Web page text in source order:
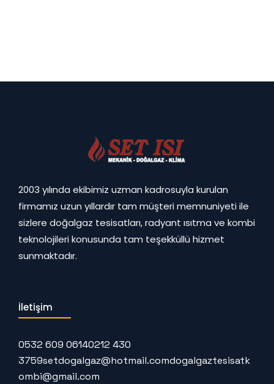
2003 yılında ekibimiz uzman kadrosuyla kurulan
firmamız uzun yıllardır tam müşteri memnuniyeti ile
sizlere doğalgaz tesisatları, radyant ısıtma ve kombi
teknolojileri konusunda tam teşekküllü hizmet
sunmaktadır.
İletişim
0532 609 06140212 430
3759setdogalgaz@hotmail.comdogalgaztesisatk
ombi@gmail.com